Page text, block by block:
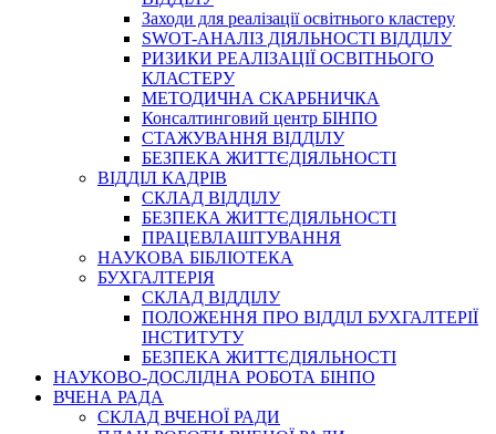
Заходи для реалізації освітнього кластеру
SWOT-АНАЛІЗ ДІЯЛЬНОСТІ ВІДДІЛУ
РИЗИКИ РЕАЛІЗАЦІЇ ОСВІТНЬОГО
КЛАСТЕРУ
МЕТОДИЧНА СКАРБНИЧКА
Консалтинговий центр БІНПО
СТАЖУВАННЯ ВІДДІЛУ
БЕЗПЕКА ЖИТТЄДІЯЛЬНОСТІ
ВІДДІЛ КАДРІВ
СКЛАД ВІДДІЛУ
БЕЗПЕКА ЖИТТЄДІЯЛЬНОСТІ
ПРАЦЕВЛАШТУВАННЯ
НАУКОВА БІБЛІОТЕКА
БУХГАЛТЕРІЯ
СКЛАД ВІДДІЛУ
ПОЛОЖЕННЯ ПРО ВІДДІЛ БУХГАЛТЕРІЇ
ІНСТИТУТУ
БЕЗПЕКА ЖИТТЄДІЯЛЬНОСТІ
НАУКОВО-ДОСЛІДНА РОБОТА БІНПО
ВЧЕНА РАДА
СКЛАД ВЧЕНОЇ РАДИ